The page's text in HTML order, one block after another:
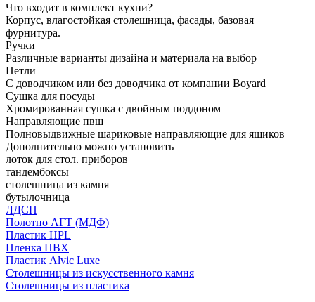
Что входит в комплект кухни?
Корпус, влагостойкая столешница, фасады, базовая
фурнитура.
Ручки
Различные варианты дизайна и материала на выбор
Петли
С доводчиком или без доводчика от компании Boyard
Сушка для посуды
Хромированная сушка с двойным поддоном
Направляющие пвш
Полновыдвижные шариковые направляющие для ящиков
Дополнительно можно установить
лоток для стол. приборов
тандембоксы
столешница из камня
бутылочница
ЛДСП
Полотно АГТ (МДФ)
Пластик HPL
Пленка ПВХ
Пластик Alvic Luxe
Столешницы из искусственного камня
Столешницы из пластика